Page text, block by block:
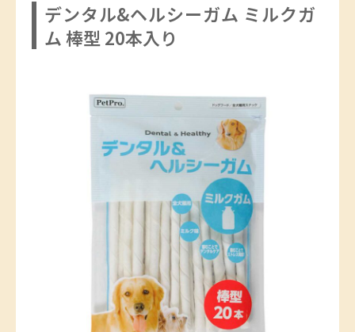
デンタル&ヘルシーガム ミルクガ
ム 棒型 20本入り